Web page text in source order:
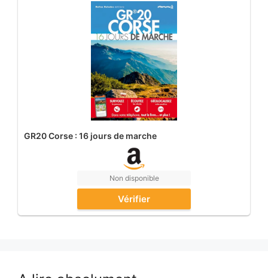
GR20 Corse : 16 jours de marche
Non disponible
Vérifier